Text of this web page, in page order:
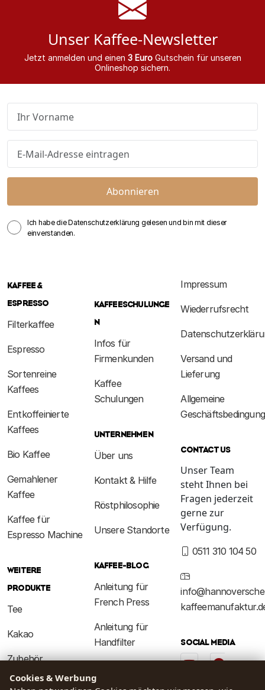
Unser Kaffee-Newsletter
Jetzt anmelden und einen 3 EuroGutschein für unseren
Onlineshop sichern.
Abonnieren
Ich habe die Datenschutzerklärung gelesen und bin mit dieser
einverstanden.
KAFFEE &
ESPRESSO
Filterkaffee
Espresso
Sortenreine
Kaffees
Entkoffeinierte
Kaffees
Bio Kaffee
Gemahlener
Kaffee
Kaffee für
Espresso Machine
WEITERE
PRODUKTE
Tee
Kakao
Zubehör
Baristakurs
KAFFEESCHULUNGE
N
Infos für
Firmenkunden
Kaffee
Schulungen
UNTERNEHMEN
Über uns
Kontakt & Hilfe
Röstphilosophie
Unsere Standorte
KAFFEE-BLOG
Anleitung für
French Press
Anleitung für
Handfilter
Impressum
Wiederrufsrecht
Versand und
Lieferung
Allgemeine
CONTACT US
Unser Team
steht Ihnen bei
Fragen jederzeit
gerne zur
Verfügung.
0511 310 104 50
SOCIAL MEDIA
Cookies & Werbung